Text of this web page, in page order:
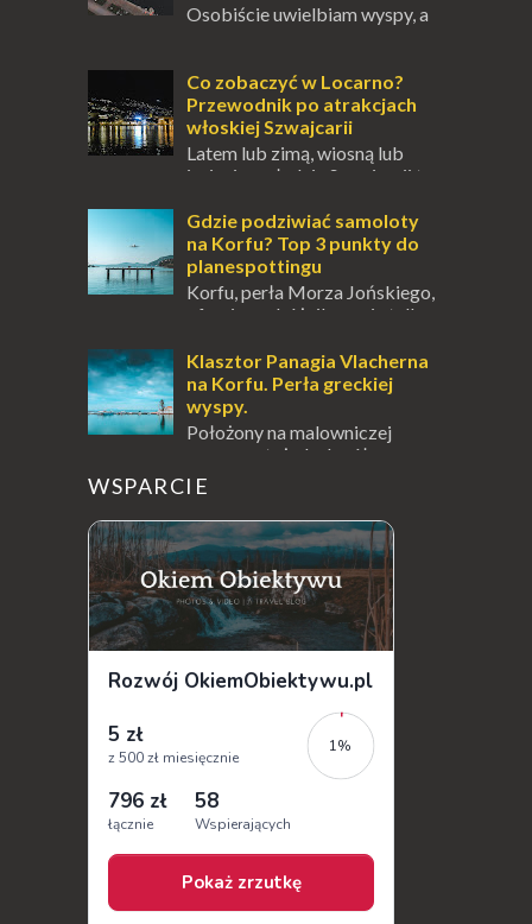
Osobiście uwielbiam wyspy, a
pośrodku Bałtyku? To zawsze brzmi jak
doskonał...
Co zobaczyć w Locarno?
Przewodnik po atrakcjach
włoskiej Szwajcarii
Latem lub zimą, wiosną lub
jesienią, południe Szwajcarii to
odwiedzić. Moja zimowa podróż do
Locarno gwara...
Gdzie podziwiać samoloty
na Korfu? Top 3 punkty do
planespottingu
Korfu, perła Morza Jońskiego,
oferuje podróżnikom nie tylko
wioski, ale także coś wyjątkowego –
prawd...
Klasztor Panagia Vlacherna
na Korfu. Perła greckiej
wyspy.
Położony na malowniczej
wysepce, tuż obok półwyspu
Kanoni, Święty Klasztor Panagia Vlacherna
jest jednym z najbardziej rozpoznawalnych
symbo...
WSPARCIE